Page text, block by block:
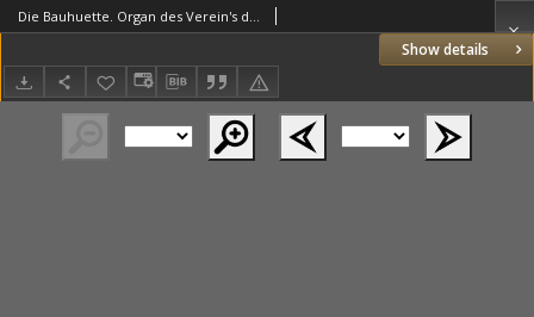
Show details
Die Bauhuette. Organ des Verein's deutscher Freimaurer 1878.12.07 Jg.21 Nr49